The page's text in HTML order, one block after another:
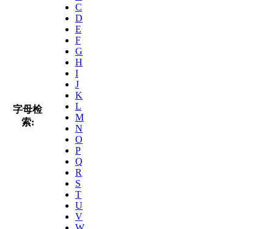
字母检
索:
C
D
E
F
G
H
I
J
K
L
M
N
O
P
Q
R
S
T
U
V